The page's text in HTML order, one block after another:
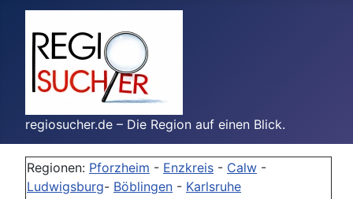
regiosucher.de – Die Region auf einen Blick.
Regionen: Pforzheim - Enzkreis - Calw -
Ludwigsburg- Böblingen - Karlsruhe